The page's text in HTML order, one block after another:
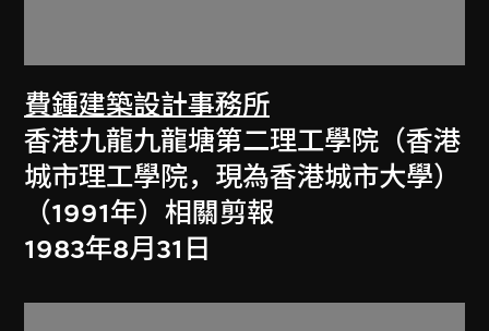
費鍾建築設計事務所
香港九龍九龍塘第二理工學院（香港
城市理工學院，現為香港城市大學）
（1991年）相關剪報
1983年8月31日